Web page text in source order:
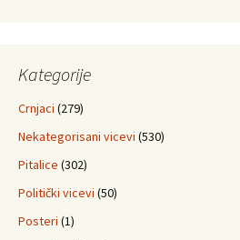
Kategorije
Crnjaci (279)
Nekategorisani vicevi (530)
Pitalice (302)
Politički vicevi (50)
Posteri (1)